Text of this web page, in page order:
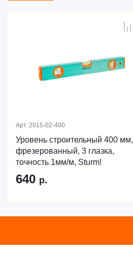
Арт. 2015-02-400
Уровень строительный 400 мм,
фрезерованный, 3 глазка,
точность 1мм/м, Sturm!
640 р.